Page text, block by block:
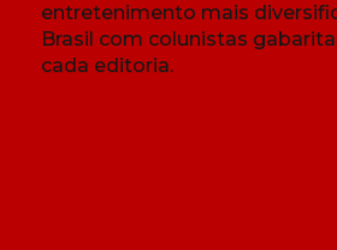
entretenimento mais
Brasil com colunistas
cada editoria.